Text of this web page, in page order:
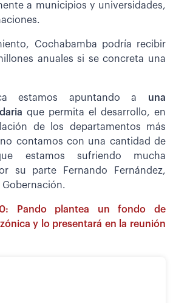
a municipios y universidades,
Cochabamba podría recibir
anuales si se concreta una
estamos apuntando a una
que permita el desarrollo, en
de los departamentos más
contamos con una cantidad de
estamos sufriendo mucha
su parte Fernando Fernández,
Gobernación.
Pando plantea un fondo de
y lo presentará en la reunión